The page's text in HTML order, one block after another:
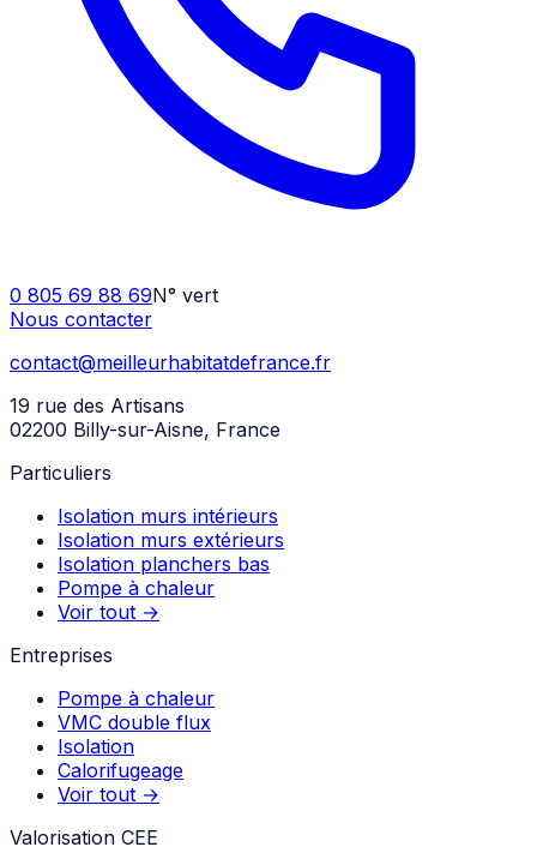
0 805 69 88 69N° vert
Nous contacter
contact@meilleurhabitatdefrance.fr
19 rue des Artisans
02200 Billy-sur-Aisne, France
Particuliers
Isolation murs intérieurs
Isolation murs extérieurs
Isolation planchers bas
Pompe à chaleur
Voir tout →
Entreprises
Pompe à chaleur
VMC double flux
Isolation
Calorifugeage
Voir tout →
Valorisation CEE